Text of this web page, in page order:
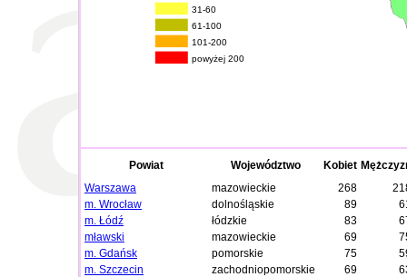
31-60
61-100
101-200
powyżej 200
Powiat Województwo Kobiet
Warszawa
mazowieckie 268
m. Wrocław
dolnośląskie 89
m. Łódź
łódzkie 83
mławski
mazowieckie 69
m. Gdańsk
pomorskie 75
m. Szczecin
zachodniopomorskie 69